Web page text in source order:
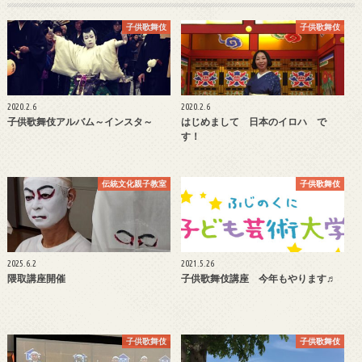
子供歌舞伎
2020.2.6
子供歌舞伎アルバム～インスタ～
子供歌舞伎
2020.2.6
はじめまして 日本のイロハ で
す！
伝統文化親子教室
2025.6.2
隈取講座開催
子供歌舞伎
2021.5.26
子供歌舞伎講座 今年もやります♬
子供歌舞伎 子供歌舞伎